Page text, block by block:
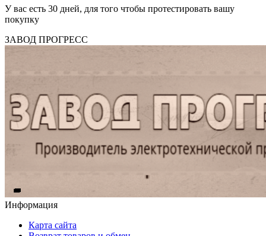
У вас есть 30 дней, для того чтобы протестировать вашу
покупку
ЗАВОД ПРОГРЕСС
Информация
Карта сайта